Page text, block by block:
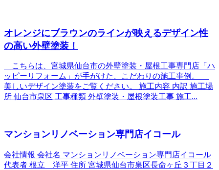
オレンジにブラウンのラインが映えるデザイン性
の高い外壁塗装！
こちらは、宮城県仙台市の外壁塗装・屋根工事専門店「ハ
ッピーリフォーム」が手がけた、こだわりの施工事例。
美しいデザイン塗装をご覧ください。 施工内容 内訳 施工場
所 仙台市泉区 工事種類 外壁塗装・屋根塗装工事 施工...
マンションリノベーション専門店イコール
会社情報 会社名 マンションリノベーション専門店イコール
代表者 根立 洋平 住所 宮城県仙台市泉区長命ヶ丘３丁目２